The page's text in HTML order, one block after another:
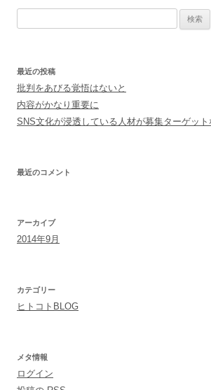
最近の投稿
批判をあびる覚悟はないと
内容がかなり重要に
SNS文化が浸透している人材が募集ターゲット
最近のコメント
アーカイブ
2014年9月
カテゴリー
ヒトコトBLOG
メタ情報
ログイン